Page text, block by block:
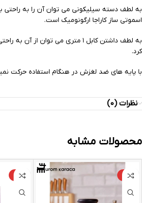
به لطف دسته سیلیکونی می توان آن را به راحتی
اسموتی ساز کاراجا ارگونومیک است.
به لطف داشتن کابل ۱ متری می توان از
کرد.
با پایه های ضد لغزش در هنگام استفاده حرکت
نظرات (0)
محصولات مشابه
-10%
-9%